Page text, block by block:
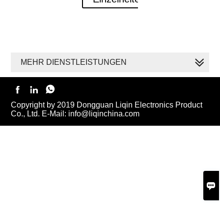

MEHR DIENSTLEISTUNGEN
  
Copyright by 2019 Dongguan Liqin Electronics Product
Co., Ltd. E-Mail: info@liqinchina.com